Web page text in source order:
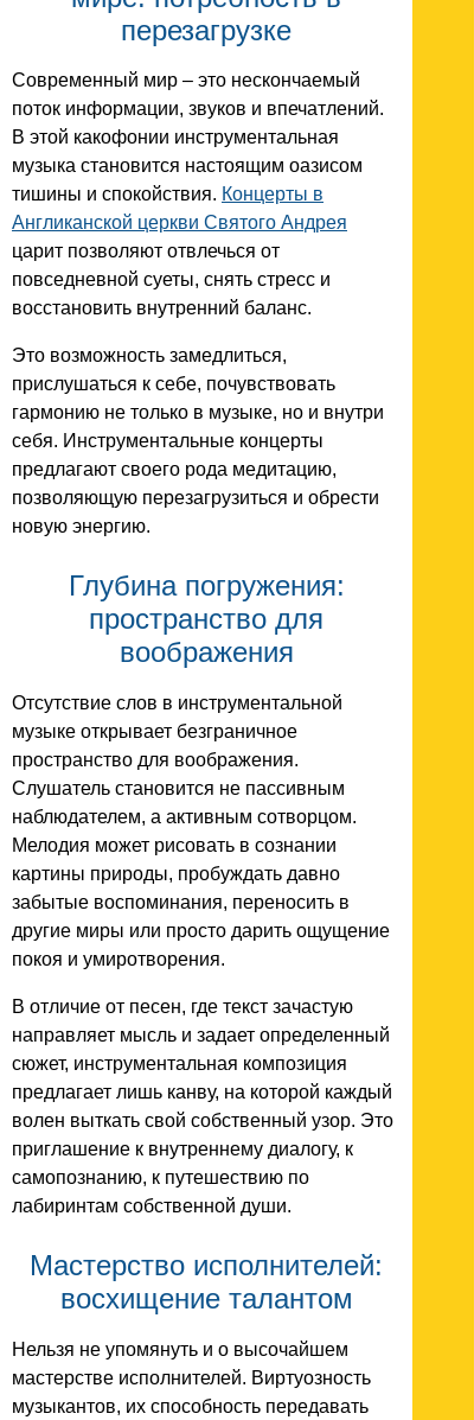
перезагрузке
Современный мир – это нескончаемый
поток информации, звуков и впечатлений.
В этой какофонии инструментальная
музыка становится настоящим оазисом
тишины и спокойствия. Концерты в
Англиканской церкви Святого Андрея
царит позволяют отвлечься от
повседневной суеты, снять стресс и
восстановить внутренний баланс.
Это возможность замедлиться,
прислушаться к себе, почувствовать
гармонию не только в музыке, но и внутри
себя. Инструментальные концерты
предлагают своего рода медитацию,
позволяющую перезагрузиться и обрести
новую энергию.
Глубина погружения:
пространство для
воображения
Отсутствие слов в инструментальной
музыке открывает безграничное
пространство для воображения.
Слушатель становится не пассивным
наблюдателем, а активным сотворцом.
Мелодия может рисовать в сознании
картины природы, пробуждать давно
забытые воспоминания, переносить в
другие миры или просто дарить ощущение
покоя и умиротворения.
В отличие от песен, где текст зачастую
направляет мысль и задает определенный
сюжет, инструментальная композиция
предлагает лишь канву, на которой каждый
волен выткать свой собственный узор. Это
приглашение к внутреннему диалогу, к
самопознанию, к путешествию по
лабиринтам собственной души.
Мастерство исполнителей:
восхищение талантом
Нельзя не упомянуть и о высочайшем
мастерстве исполнителей. Виртуозность
музыкантов, их способность передавать